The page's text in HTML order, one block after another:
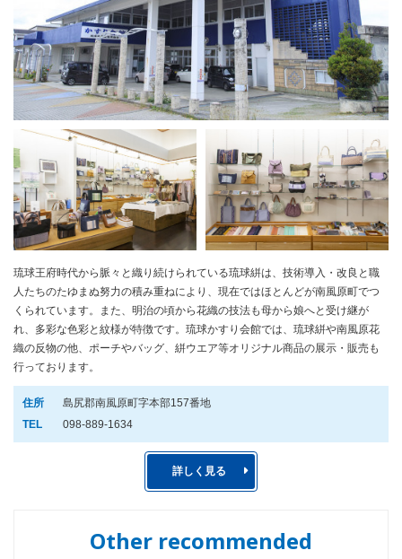
琉球王府時代から脈々と織り続けられている琉球絣は、技術導入・改良と職
人たちのたゆまぬ努力の積み重ねにより、現在ではほとんどが南風原町でつ
くられています。また、明治の頃から花織の技法も母から娘へと受け継が
れ、多彩な色彩と紋様が特徴です。琉球かすり会館では、琉球絣や南風原花
織の反物の他、ポーチやバッグ、絣ウエア等オリジナル商品の展示・販売も
行っております。
住所
島尻郡南風原町字本部157番地
TEL
098-889-1634
詳しく見る
Other recommended